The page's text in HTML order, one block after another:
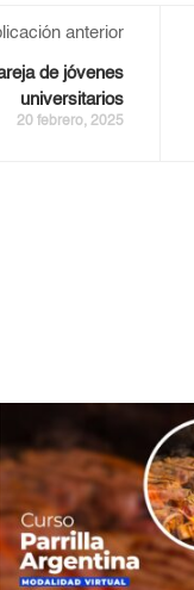
anterior
de jóvenes
universitarios
20 febrero, 2025